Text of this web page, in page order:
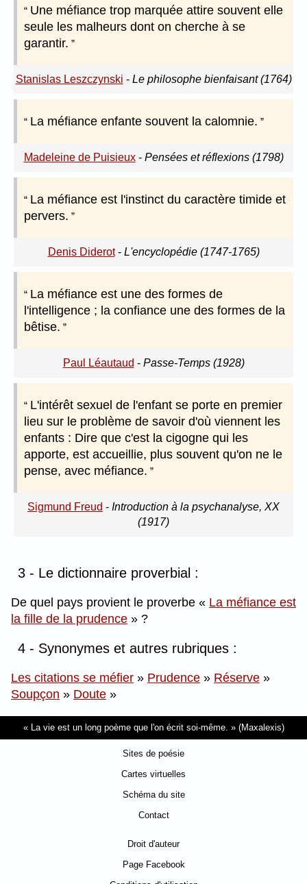
Une méfiance trop marquée attire souvent elle
seule les malheurs dont on cherche à se
garantir.
Stanislas Leszczynski - Le philosophe bienfaisant (1764)
La méfiance enfante souvent la calomnie.
Madeleine de Puisieux- Pensées et réflexions (1798)
La méfiance est l'instinct du caractère timide et
pervers.
Denis Diderot- L'encyclopédie (1747-1765)
La méfiance est une des formes de
l'intelligence ; la confiance une des formes de la
bêtise.
Paul Léautaud - Passe-Temps (1928)
L'intérêt sexuel de l'enfant se porte en premier
lieu sur le problème de savoir d'où viennent les
enfants : Dire que c'est la cigogne qui les
apporte, est accueillie, plus souvent qu'on ne le
pense, avec méfiance.
Sigmund Freud - Introduction à la psychanalyse, XX
(1917)
3 - Le dictionnaire proverbial :
De quel pays provient le proverbe
La méfiance est
la fille de la prudence
?
4 - Synonymes et autres rubriques :
Les citations se méfier » Prudence » Réserve »
Soupçon » Doute »
La vie est un long poème que l'on écrit soi-même. (Maxalexis)
Sites de poésie
Cartes virtuelles
Schéma du site
Contact
Droit d'auteur
Page Facebook